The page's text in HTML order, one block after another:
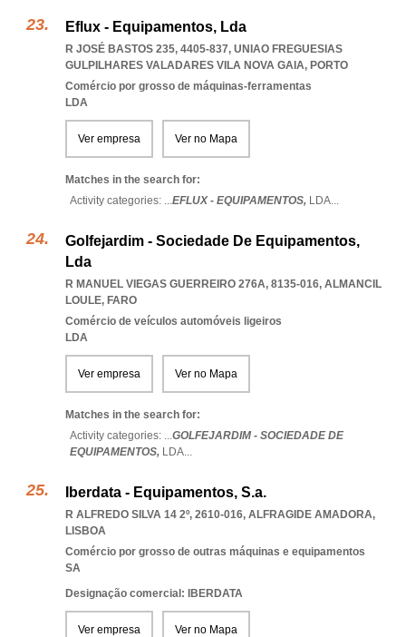
Eflux - Equipamentos, Lda
R JOSÉ BASTOS 235, 4405-837, UNIAO FREGUESIAS
GULPILHARES VALADARES VILA NOVA GAIA, PORTO
Comércio por grosso de máquinas-ferramentas
LDA
Ver empresa Ver no Mapa
Matches in the search for:
Activity categories: ...EFLUX - EQUIPAMENTOS, LDA...
Golfejardim - Sociedade De Equipamentos,
Lda
R MANUEL VIEGAS GUERREIRO 276A, 8135-016, ALMANCIL
LOULE, FARO
Comércio de veículos automóveis ligeiros
LDA
Ver empresa Ver no Mapa
Matches in the search for:
Activity categories: ...GOLFEJARDIM - SOCIEDADE DE
EQUIPAMENTOS, LDA...
Iberdata - Equipamentos, S.a.
R ALFREDO SILVA 14 2º, 2610-016, ALFRAGIDE AMADORA,
LISBOA
Comércio por grosso de outras máquinas e equipamentos
SA
Designação comercial: IBERDATA
Ver empresa Ver no Mapa